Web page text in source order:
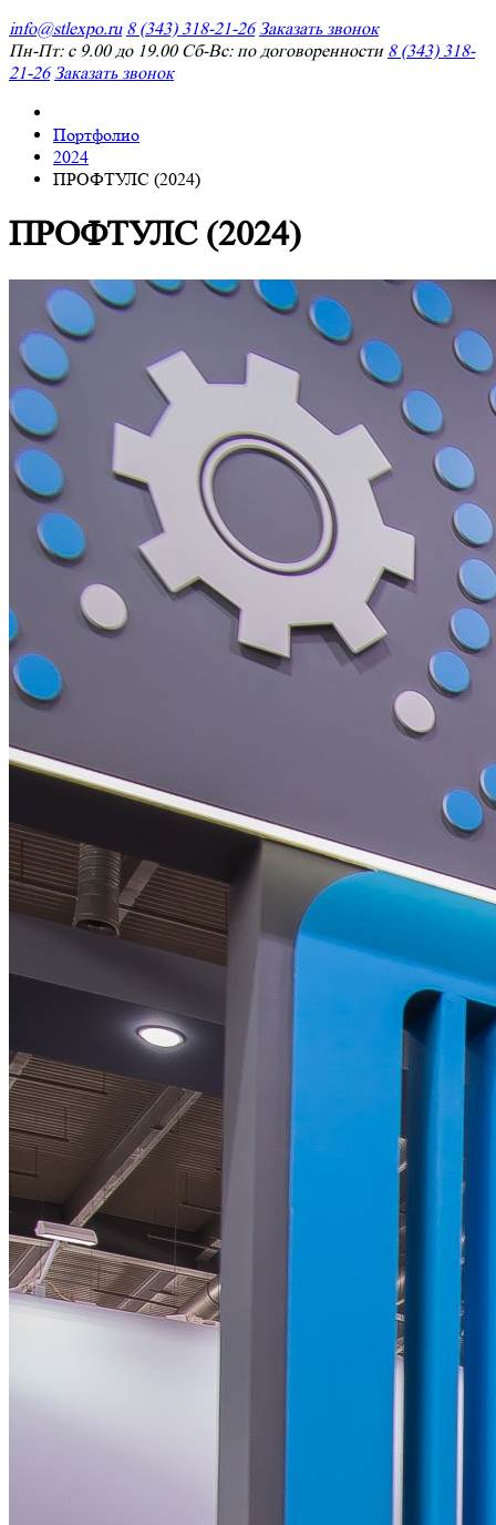
info@stlexpo.ru 8 (343) 318-21-26 Заказать звонок
Пн-Пт: с 9.00 до 19.00 Сб-Вс: по договоренности 8 (343) 318-
21-26 Заказать звонок
Портфолио
2024
ПРОФТУЛС (2024)
ПРОФТУЛС (2024)